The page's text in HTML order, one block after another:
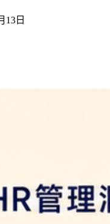
13日